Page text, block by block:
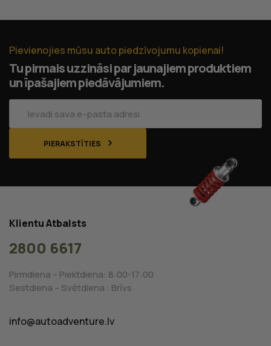
Pievienojies mūsu auto piedzīvojumu kopienai!
Tu pirmais uzzināsi par jaunajiem produktiem
un īpašajiem piedāvājumiem.
PIERAKSTĪTIES
Klientu Atbalsts
2800 6617
Pirmdiena – Piektdiena: 8:00-17:00
Sestdiena – Svētdiena : Brīvs
info@autoadventure.lv